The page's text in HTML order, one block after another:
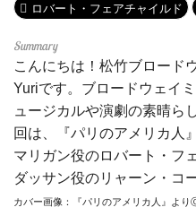
ロバート・フェアチャイルド
こんにちは！松竹ブロード
Yuriです。ブロードウェイ
ュージカルや演劇の素晴ら
回は、『パリのアメリカ人
マリガン役のロバート・フ
ダッサン役のリャーン・コ
カバー画像：『パリのアメリカ人』より